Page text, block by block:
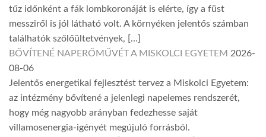
tűz időnként a fák lombkoronáját is elérte, így a füst
messziről is jól látható volt. A környéken jelentős számban
találhatók szőlőültetvények, […]
BŐVÍTENÉ NAPERŐMŰVÉT A MISKOLCI EGYETEM 2026-
08-06
Jelentős energetikai fejlesztést tervez a Miskolci Egyetem:
az intézmény bővítené a jelenlegi napelemes rendszerét,
hogy még nagyobb arányban fedezhesse saját
villamosenergia-igényét megújuló forrásból.